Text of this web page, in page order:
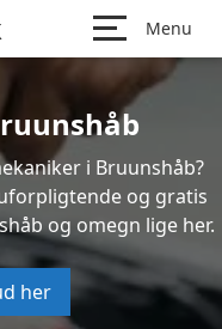
Menu
i Bruunshåb?
og gratis
og omegn lige her.
her